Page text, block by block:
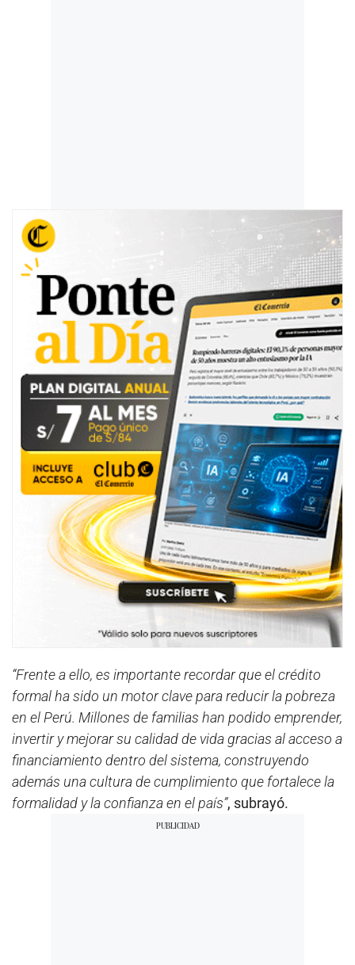
“Frente a ello, es importante recordar que el crédito
formal ha sido un motor clave para reducir la pobreza
en el Perú. Millones de familias han podido emprender,
invertir y mejorar su calidad de vida gracias al acceso a
financiamiento dentro del sistema, construyendo
además una cultura de cumplimiento que fortalece la
formalidad y la confianza en el país”, subrayó.